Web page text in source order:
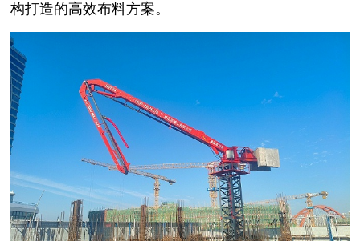
构打造的高效布料方案。